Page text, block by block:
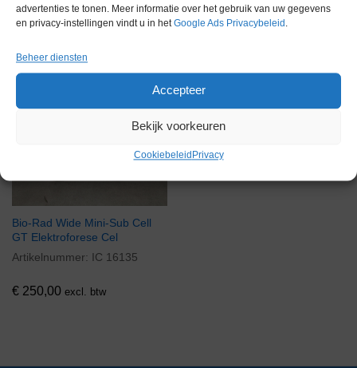
advertenties te tonen. Meer informatie over het gebruik van uw gegevens
en privacy-instellingen vindt u in hetGoogle Ads Privacybeleid .
Beheer diensten
Accepteer
Bekijk voorkeuren
Cookiebeleid Privacy
Voorraad
Bio-Rad Wide Mini-Sub Cell
GT Elektroforese Cel
Artikelnummer: IC 16135
€ 250,00 excl. btw